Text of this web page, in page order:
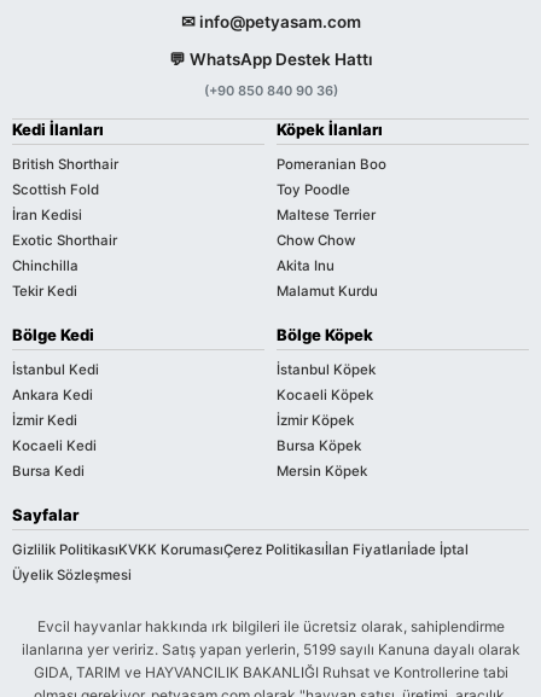
✉ info@petyasam.com
💬 WhatsApp Destek Hattı
(+90 850 840 90 36)
Kedi İlanları
British Shorthair
Scottish Fold
İran Kedisi
Exotic Shorthair
Chinchilla
Tekir Kedi
Köpek İlanları
Pomeranian Boo
Toy Poodle
Maltese Terrier
Chow Chow
Akita Inu
Malamut Kurdu
Bölge Kedi
İstanbul Kedi
Ankara Kedi
İzmir Kedi
Kocaeli Kedi
Bursa Kedi
Bölge Köpek
İstanbul Köpek
Kocaeli Köpek
İzmir Köpek
Bursa Köpek
Mersin Köpek
Sayfalar
Gizlilik PolitikasıKVKK KorumasıÇerez Politikasıİlan Fiyatlarıİade İptal
Üyelik Sözleşmesi
Evcil hayvanlar hakkında ırk bilgileri ile ücretsiz olarak, sahiplendirme
ilanlarına yer veririz. Satış yapan yerlerin, 5199 sayılı Kanuna dayalı olarak
GIDA, TARIM ve HAYVANCILIK BAKANLIĞI Ruhsat ve Kontrollerine tabi